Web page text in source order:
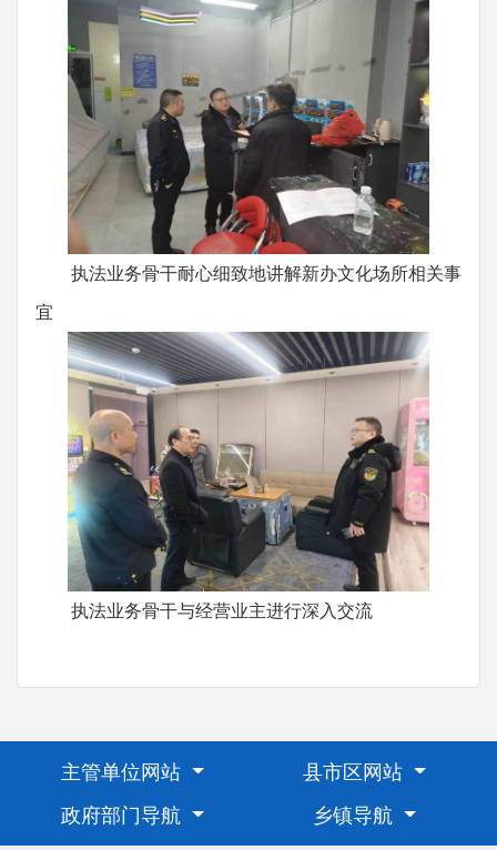
执法业务骨干耐心细致地讲解新办文化场所相关事
宜
执法业务骨干与经营业主进行深入交流
主管单位网站
县市区网站
政府部门导航
乡镇导航